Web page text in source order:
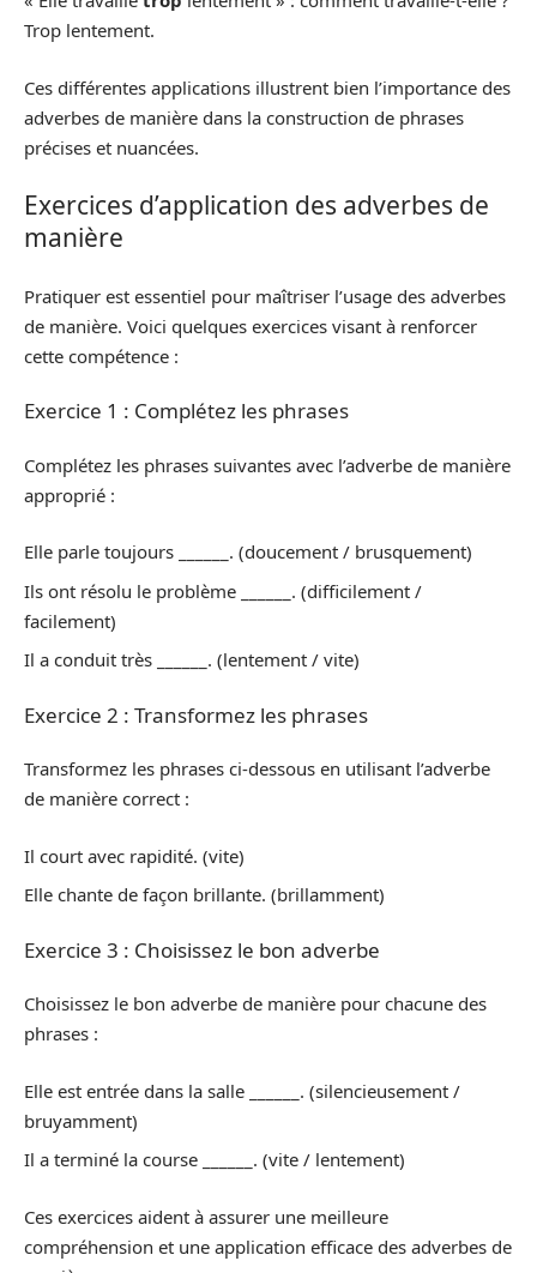
Trop lentement.
Ces différentes applications illustrent bien l’importance des
adverbes de manière dans la construction de phrases
précises et nuancées.
Exercices d’application des adverbes de
manière
Pratiquer est essentiel pour maîtriser l’usage des adverbes
de manière. Voici quelques exercices visant à renforcer
cette compétence :
Exercice 1 : Complétez les phrases
Complétez les phrases suivantes avec l’adverbe de manière
approprié :
Elle parle toujours ______. (doucement / brusquement)
Ils ont résolu le problème ______. (difficilement /
facilement)
Il a conduit très ______. (lentement / vite)
Exercice 2 : Transformez les phrases
Transformez les phrases ci-dessous en utilisant l’adverbe
de manière correct :
Il court avec rapidité. (vite)
Elle chante de façon brillante. (brillamment)
Exercice 3 : Choisissez le bon adverbe
Choisissez le bon adverbe de manière pour chacune des
phrases :
Elle est entrée dans la salle ______. (silencieusement /
bruyamment)
Il a terminé la course ______. (vite / lentement)
Ces exercices aident à assurer une meilleure
compréhension et une application efficace des adverbes de